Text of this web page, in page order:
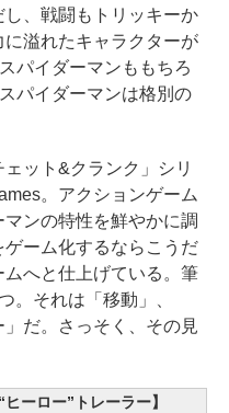
、戦闘もトリッキーか
溢れたキャラクターが
パイダーマンももちろ
パイダーマンは格別の
ット&クランク」シリ
。アクションゲーム
ンの特性を鮮やかに調
ーム化するならこうだ
へと仕上げている。筆
。それは「移動」、
」だ。さっそく、その見
ーロー”トレーラー】